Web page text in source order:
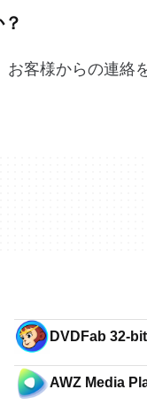
客様からの連絡
DVDFab 32-bit
AWZ Media